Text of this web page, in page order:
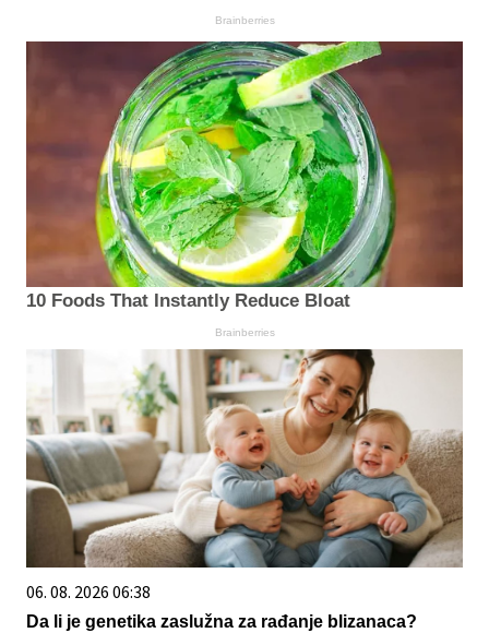
Brainberries
10 Foods That Instantly Reduce Bloat
Brainberries
06. 08. 2026 06:38
Da li je genetika zaslužna za rađanje blizanaca?